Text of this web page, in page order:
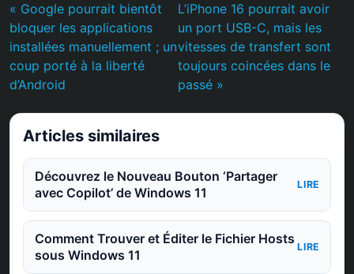
« Google pourrait bientôt
bloquer les applications
installées manuellement ; un
coup porté à la liberté
d’Android
L’iPhone 16 pourrait avoir
un port USB-C, mais les
vitesses de transfert sont
toujours coincées dans le
passé »
Articles similaires
Découvrez le Nouveau Bouton ‘Partager
avec Copilot’ de Windows 11
LIRE
Comment Trouver et Éditer le Fichier Hosts
sous Windows 11
LIRE